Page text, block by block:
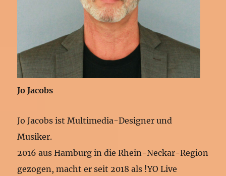
Jo Jacobs
Jo Jacobs ist Multimedia-Designer und
Musiker.
2016 aus Hamburg in die Rhein-Neckar-Region
gezogen, macht er seit 2018 als !YO Live